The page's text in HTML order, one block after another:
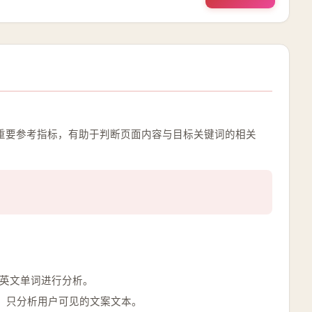
参考指标，有助于判断页面内容与目标关键词的相关
单词进行分析。
分析用户可见的文案文本。